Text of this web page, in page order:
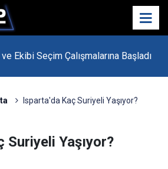
Ekibi Seçim Çalışmalarına Başladı
Nasıl Olacak?
Isparta'da Kaç Suriyeli Yaşıyor?
Suriyeli Yaşıyor?